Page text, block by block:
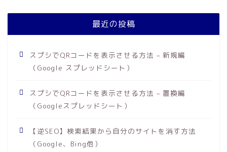
最近の投稿
スプシでQRコードを表示させる方法 – 新規編
（Google スプレッドシート）
スプシでQRコードを表示させる方法 – 置換編
（Googleスプレッドシート）
【逆SEO】検索結果から自分のサイトを消す方法
（Google、Bing他）